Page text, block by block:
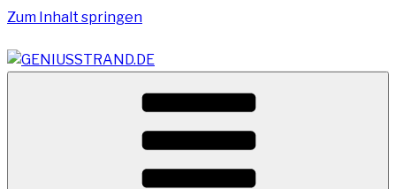
Zum Inhalt springen
GENIUSSTRAND.DE
Vom Geniusstrand zum JadeWeserPort/Container
Terminal Wilhelmshaven